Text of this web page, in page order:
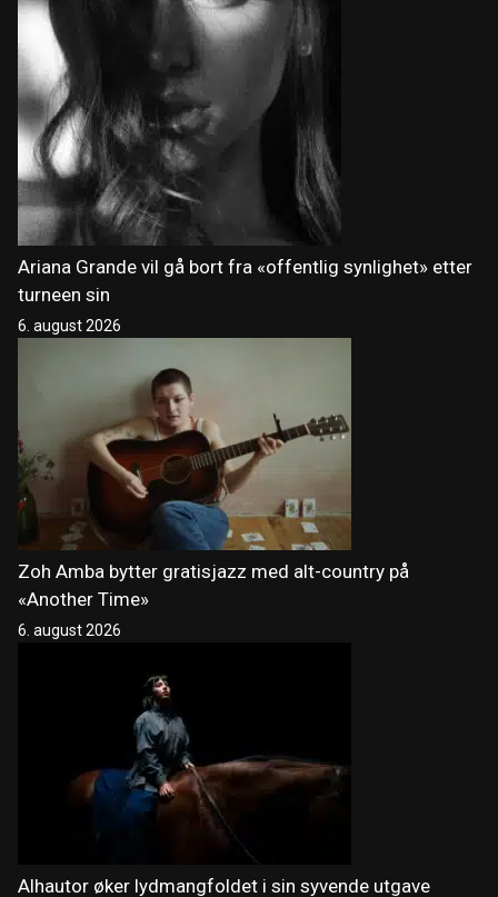
Ariana Grande vil gå bort fra «offentlig synlighet» etter
turneen sin
6. august 2026
Zoh Amba bytter gratisjazz med alt-country på
«Another Time»
6. august 2026
Alhautor øker lydmangfoldet i sin syvende utgave